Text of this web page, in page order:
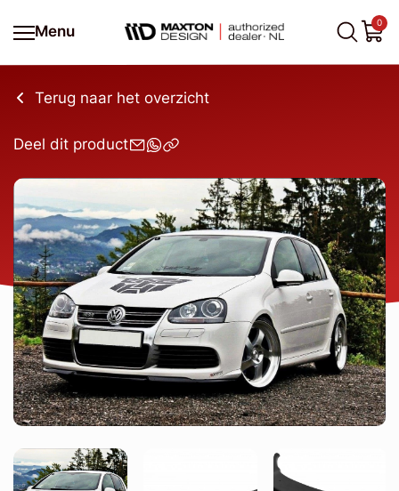
Menu
0
Terug naar het overzicht
Deel dit product